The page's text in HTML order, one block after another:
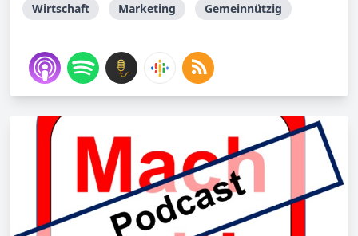
Wirtschaft Marketing Gemeinnützig